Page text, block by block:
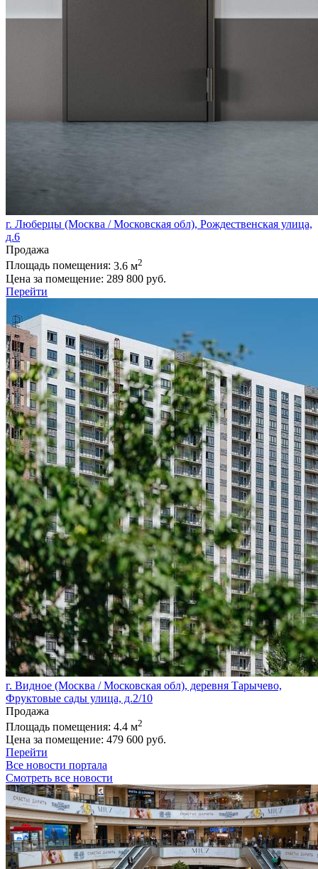
г. Люберцы (Москва / Московская обл), Рождественская улица,
д.6
Продажа
Площадь помещения: 3.6 м2
Цена за помещение: 289 800 руб.
Перейти
г. Видное (Москва / Московская обл), деревня Тарычево,
Фруктовые сады улица, д.2/10
Продажа
Площадь помещения: 4.4 м2
Цена за помещение: 479 600 руб.
Перейти
Все новости портала
Смотреть все новости